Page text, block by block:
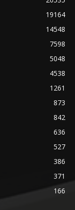
19164
14548
7598
5048
4538
1261
873
842
636
527
386
371
166